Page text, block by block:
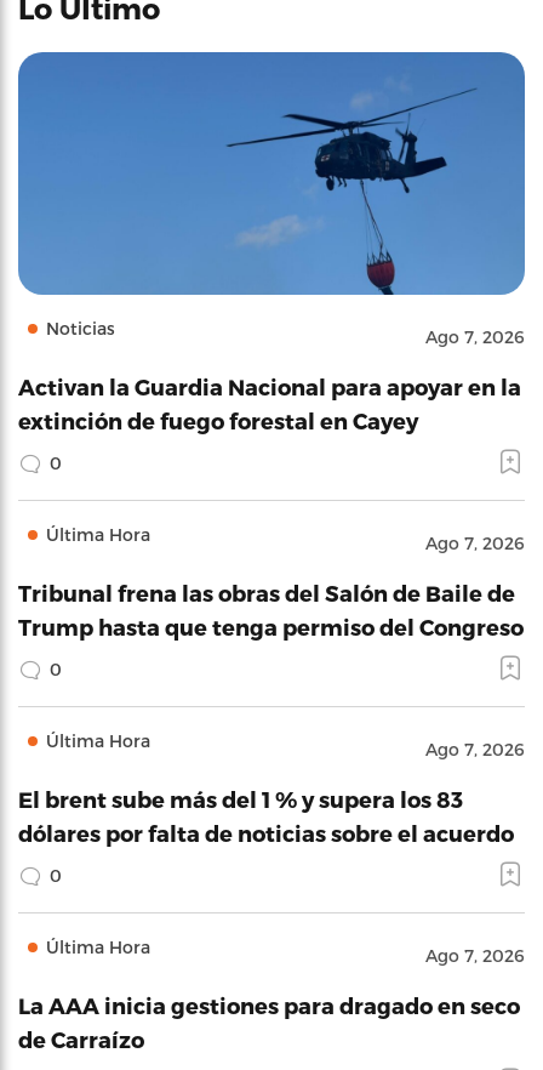
Lo Último
Noticias Ago 7, 2026
Activan la Guardia Nacional para apoyar en la
extinción de fuego forestal en Cayey
0
Última Hora Ago 7, 2026
Tribunal frena las obras del Salón de Baile de
Trump hasta que tenga permiso del Congreso
0
Última Hora Ago 7, 2026
El brent sube más del 1 % y supera los 83
dólares por falta de noticias sobre el acuerdo
0
Última Hora Ago 7, 2026
La AAA inicia gestiones para dragado en seco
de Carraízo